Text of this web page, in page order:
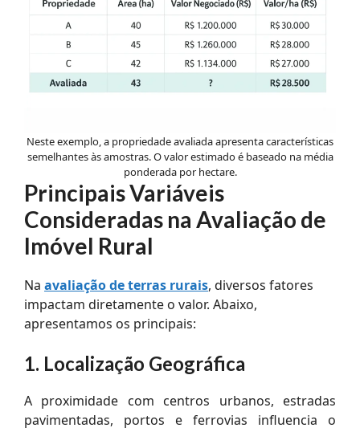
Neste exemplo, a propriedade avaliada apresenta características
semelhantes às amostras. O valor estimado é baseado na média
ponderada por hectare.
Principais Variáveis
Consideradas na Avaliação de
Imóvel Rural
Na avaliação de terras rurais, diversos fatores
impactam diretamente o valor. Abaixo,
apresentamos os principais:
1. Localização Geográfica
A proximidade com centros urbanos, estradas
pavimentadas, portos e ferrovias influencia o